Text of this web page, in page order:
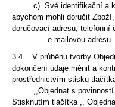
c) Své identifikační a
abychom mohli doručit
doručovací adresu, telefonní
e-mailovou adresu.
3.4. V průběhu tvorby
dokončení údaje měnit a
prostřednictvím stisku
,,Objednat s povinností
Stisknutím tlačítka ,,